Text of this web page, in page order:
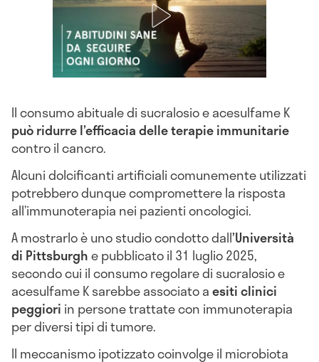
Il consumo abituale di sucralosio e acesulfame K
può ridurre l’efficacia delle terapie immunitarie
contro il cancro.
Alcuni dolcificanti artificiali comunemente utilizzati
potrebbero dunque compromettere la risposta
all’immunoterapia nei pazienti oncologici.
A mostrarlo è uno studio condotto dall’Università
di Pittsburghe pubblicato il 31 luglio 2025,
secondo cui il consumo regolare di sucralosio e
acesulfame K sarebbe associato aesiti clinici
peggiori in persone trattate con immunoterapia
per diversi tipi di tumore.
Il meccanismo ipotizzato coinvolge il microbiota